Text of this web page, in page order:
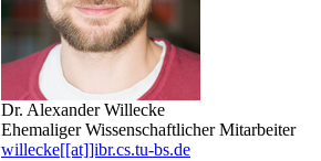
Dr. Alexander Willecke
Ehemaliger Wissenschaftlicher Mitarbeiter
willecke[[at]]ibr.cs.tu-bs.de